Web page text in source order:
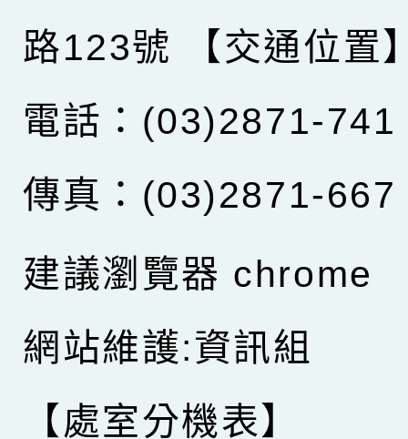
路123號
【交通位置
電話：(03)2871-741
傳真：(03)2871-667
建議瀏覽器 chrome
網站維護:資訊組
【處室分機表】